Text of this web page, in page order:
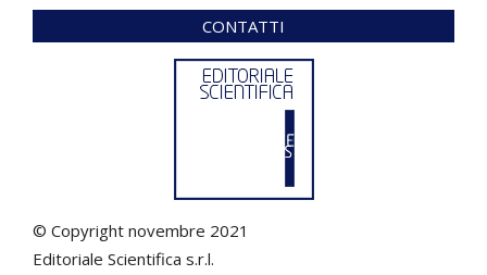
CONTATTI
© Copyright novembre 2021
Editoriale Scientifica s.r.l.